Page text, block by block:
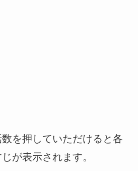
を押していただけると各
が表示されます。